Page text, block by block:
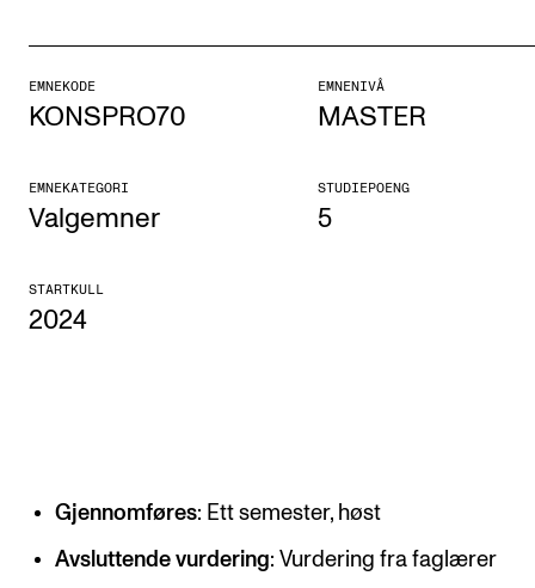
Talentutvikling
STUDENTLIV
Søknad og opptak
Fagmiljøer
EMNEKODE
KONSPRO70
EMNENIVÅ
MASTER
EMNEKATEGORI
Valgemner
STUDIEPOENG
5
STARTKULL
2024
Gjennomføres: Ett semester, høst
Avsluttende vurdering: Vurdering fra faglærer